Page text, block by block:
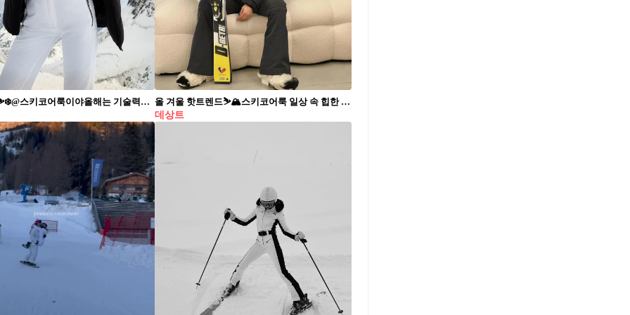
이번 겨울⛷️❄️@스키코어룩이야​ 올해는 기술력&철학 담긴 스위스 스키 다운🇨🇭데상트 패딩 #광고​ ​ 세계 1위의 스위스 국가대표 스키팀을 45년간 후원해 온 데상트, 마침내 한계 없는 움직임을 완성했습니다. 최상급 스키복 소재인 더미작스를 사용해 방풍, 방수, 발수, 투습 기능으로 어떤 기상 조건에서도 완벽한 적응력을 보여주며 스위스 국가대표 스키팀 레이싱슈트에서 영감을 받은 트렌디한 디자인을 선보입니다.​ ​ 착용 시 불편함과 미세한 바람이 들어오는 봉제선을 최소화하고, 극강의 보온성과 활동성을 높였으며 빛 에너지를 열 에너지로 바꾸는 특수 탄소 무기질을 섬유에 적용해 보온성을 극대화했습니다.​ ​ 이 모든 장점이 합해져, 한계 없는 움직임을 만들어낸 23FW 데상트 스위스 스키 다운. 매서운 한파로부터 든든하게 지켜줄 겨울 필수템 미리 준비해 보세요.🔥​
올 겨울 핫트렌드⛷️🏔️스키코어룩 일상 속 힙한 스키 분위기🖤🤍데상트 스키 패딩 @필수 #광고
데상트